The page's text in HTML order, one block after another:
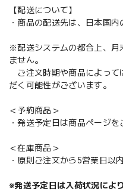
【配送について】
・商品の配送先は、日本国
※配送システムの都合上、月
ません。
ご注文時期や商品によって
だく可能性がございます。
＜予約商品＞
・発送予定日は商品ページを
＜在庫商品＞
・原則ご注文から5営業日以
※発送予定日は入荷状況によ